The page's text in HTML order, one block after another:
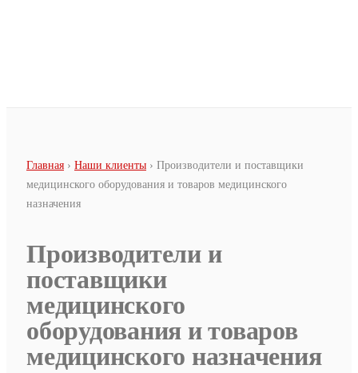
Вы здесь
Главная › Наши клиенты › Производители и поставщики
медицинского оборудования и товаров медицинского
назначения
Производители и
поставщики
медицинского
оборудования и товаров
медицинского назначения